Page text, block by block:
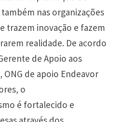
nas organizações
trazem inovação e fazem
realidade. De acordo
de Apoio aos
de apoio Endeavor
o
é fortalecido e